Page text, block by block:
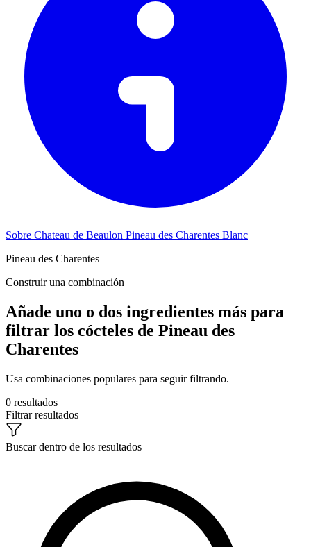
Sobre Chateau de Beaulon Pineau des Charentes Blanc
Pineau des Charentes
Construir una combinación
Añade uno o dos ingredientes más para
filtrar los cócteles de Pineau des
Charentes
Usa combinaciones populares para seguir filtrando.
0 resultados
Filtrar resultados
Buscar dentro de los resultados